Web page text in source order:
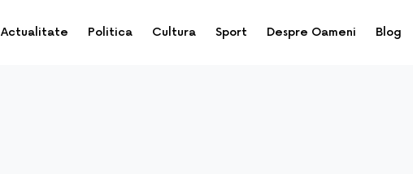
Actualitate Politica Cultura Sport Despre Oameni Blog